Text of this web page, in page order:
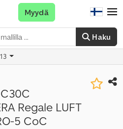
Haku
Myydä
Regale LUFT
5 CoC